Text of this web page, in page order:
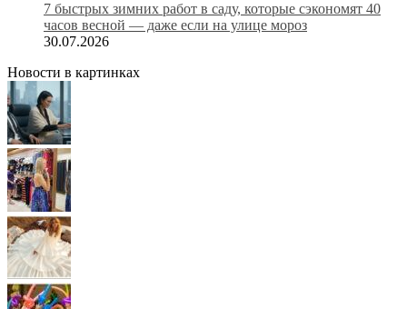
7 быстрых зимних работ в саду, которые сэкономят 40
часов весной — даже если на улице мороз
30.07.2026
Новости в картинках